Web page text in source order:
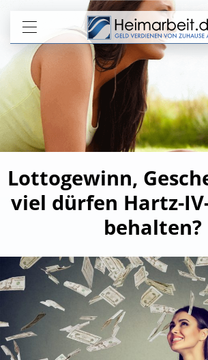
Lottogewinn,
viel dürfen Hartz-
behalten?